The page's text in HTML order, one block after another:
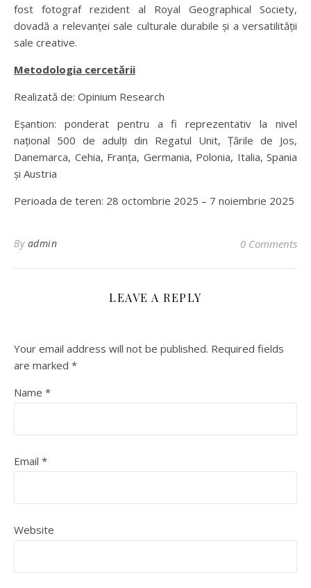
fost fotograf rezident al Royal Geographical Society,
dovadă a relevanței sale culturale durabile și a versatilității
sale creative.
Metodologia cercetării
Realizată de: Opinium Research
Eșantion: ponderat pentru a fi reprezentativ la nivel
național 500 de adulți din Regatul Unit, Țările de Jos,
Danemarca, Cehia, Franța, Germania, Polonia, Italia, Spania
și Austria
Perioada de teren: 28 octombrie 2025 – 7 noiembrie 2025
By admin 0 Comments
LEAVE A REPLY
Your email address will not be published. Required fields
are marked *
Name *
Email *
Website